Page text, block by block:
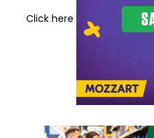
Click here